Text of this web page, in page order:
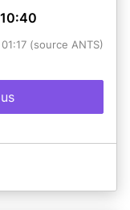
(source ANTS)